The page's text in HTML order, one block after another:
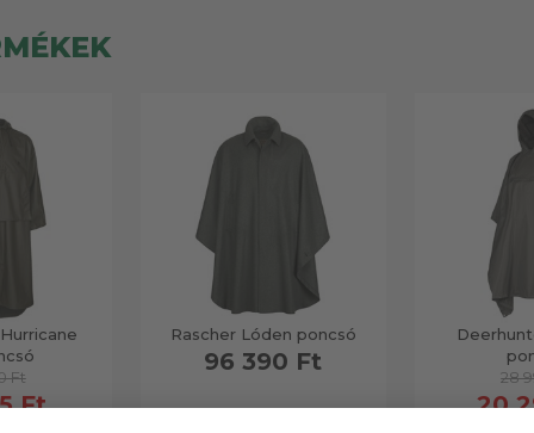
Ft
Ft
Rascher Lóden poncsó
96 390 Ft
28
20